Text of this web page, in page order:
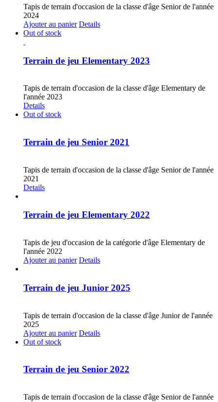
Tapis de terrain d'occasion de la classe d'âge Senior de l'année
2024
Ajouter au panier Details
Out of stock
Terrain de jeu Elementary 2023
Tapis de terrain d'occasion de la classe d'âge Elementary de
l'année 2023
Details
Out of stock
Terrain de jeu Senior 2021
Tapis de terrain d'occasion de la classe d'âge Senior de l'année
2021
Details
Terrain de jeu Elementary 2022
Tapis de jeu d'occasion de la catégorie d'âge Elementary de
l'année 2022
Ajouter au panier Details
Terrain de jeu Junior 2025
Tapis de terrain d'occasion de la classe d'âge Junior de l'année
2025
Ajouter au panier Details
Out of stock
Terrain de jeu Senior 2022
Tapis de terrain d'occasion de la classe d'âge Senior de l'année